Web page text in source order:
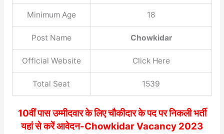
Minimum Age 18
Post Name Chowkidar
Official Website Click Here
Total Seat 1539
10वीं पास उम्मीदवार के लिए चौकीदार के पद पर निकली भर्ती
यहां से करें आवेदन-Chowkidar Vacancy 2023